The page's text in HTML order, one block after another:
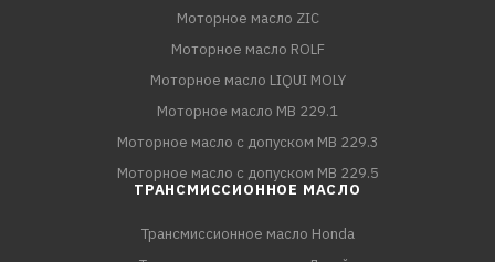
Моторное масло ZIC
Моторное масло ROLF
Моторное масло LIQUI MOLY
Моторное масло MB 229.1
Моторное масло с допуском MB 229.3
Моторное масло с допуском MB 229.5
ТРАНСМИССИОННОЕ МАСЛО
Трансмиссионное масло Honda